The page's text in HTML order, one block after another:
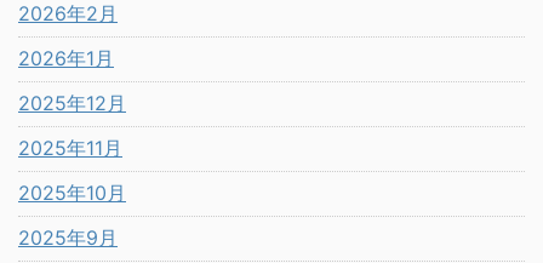
2026年2月
2026年1月
2025年12月
2025年11月
2025年10月
2025年9月